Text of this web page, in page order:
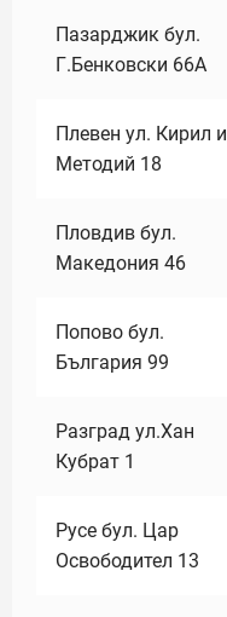
Пазарджик бул.
Г.Бенковски 66А
Плевен ул. Кирил и
Методий 18
Пловдив бул.
Македония 46
Попово бул.
България 99
Разград ул.Хан
Кубрат 1
Русе бул. Цар
Освободител 13